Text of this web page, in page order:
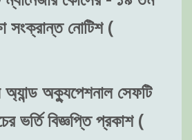
সংক্রান্ত নোটিশ (
অ্যান্ড অক্যুপেশনাল সেফটি
ভর্তি বিজ্ঞপ্তি প্রকাশ (